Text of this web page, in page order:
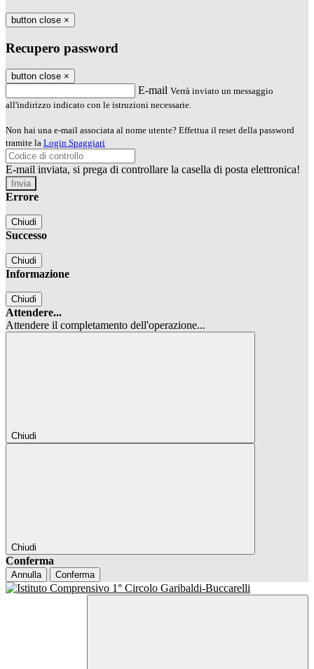
button close ×
Recupero password
button close ×
E-mail Verrà inviato un messaggio
all'indirizzo indicato con le istruzioni necessarie.
Non hai una e-mail associata al nome utente? Effettua il reset della password
tramite la Login Spaggiari
E-mail inviata, si prega di controllare la casella di posta elettronica!
Errore
Chiudi
Successo
Chiudi
Informazione
Chiudi
Attendere...
Attendere il completamento dell'operazione...
Chiudi
Chiudi
Conferma
Annulla Conferma